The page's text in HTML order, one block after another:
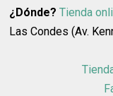
¿Dónde?Tienda
Las Condes (Av.